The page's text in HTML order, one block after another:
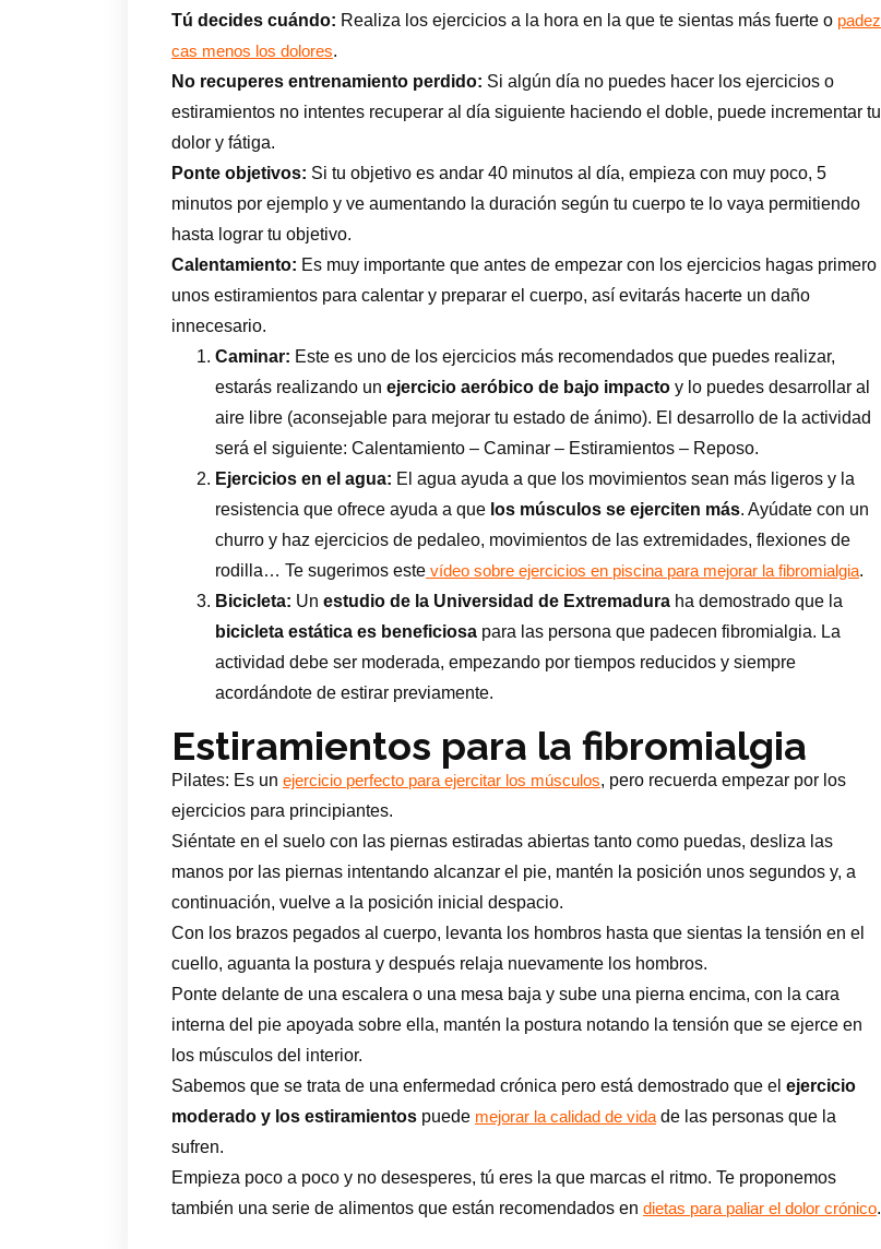
Tú decides cuándo: Realiza los ejercicios a la hora en la que te sientas más fuerte o padez
cas menos los dolores.
No recuperes entrenamiento perdido: Si algún día no puedes hacer los ejercicios o
estiramientos no intentes recuperar al día siguiente haciendo el doble, puede incrementar tu
dolor y fátiga.
Ponte objetivos: Si tu objetivo es andar 40 minutos al día, empieza con muy poco, 5
minutos por ejemplo y ve aumentando la duración según tu cuerpo te lo vaya permitiendo
hasta lograr tu objetivo.
Calentamiento: Es muy importante que antes de empezar con los ejercicios hagas primero
unos estiramientos para calentar y preparar el cuerpo, así evitarás hacerte un daño
innecesario.
Caminar: Este es uno de los ejercicios más recomendados que puedes realizar,
estarás realizando un ejercicio aeróbico de bajo impacto y lo puedes desarrollar al
aire libre (aconsejable para mejorar tu estado de ánimo). El desarrollo de la actividad
será el siguiente: Calentamiento – Caminar – Estiramientos – Reposo.
Ejercicios en el agua: El agua ayuda a que los movimientos sean más ligeros y la
resistencia que ofrece ayuda a que los músculos se ejerciten más. Ayúdate con un
churro y haz ejercicios de pedaleo, movimientos de las extremidades, flexiones de
rodilla… Te sugerimos este vídeo sobre ejercicios en piscina para mejorar la fibromialgia.
Bicicleta: Un estudio de la Universidad de Extremadura ha demostrado que la
bicicleta estática es beneficiosa para las persona que padecen fibromialgia. La
actividad debe ser moderada, empezando por tiempos reducidos y siempre
acordándote de estirar previamente.
Estiramientos para la fibromialgia
Pilates: Es un ejercicio perfecto para ejercitar los músculos, pero recuerda empezar por los
ejercicios para principiantes.
Siéntate en el suelo con las piernas estiradas abiertas tanto como puedas, desliza las
manos por las piernas intentando alcanzar el pie, mantén la posición unos segundos y, a
continuación, vuelve a la posición inicial despacio.
Con los brazos pegados al cuerpo, levanta los hombros hasta que sientas la tensión en el
cuello, aguanta la postura y después relaja nuevamente los hombros.
Ponte delante de una escalera o una mesa baja y sube una pierna encima, con la cara
interna del pie apoyada sobre ella, mantén la postura notando la tensión que se ejerce en
los músculos del interior.
Sabemos que se trata de una enfermedad crónica pero está demostrado que el ejercicio
moderado y los estiramientos puede mejorar la calidad de vida de las personas que la
sufren.
Empieza poco a poco y no desesperes, tú eres la que marcas el ritmo. Te proponemos
también una serie de alimentos que están recomendados en dietas para paliar el dolor crónico.